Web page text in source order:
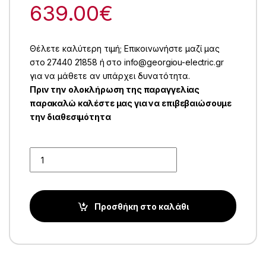
639.00€
Θέλετε καλύτερη τιμή; Επικοινωνήστε μαζί μας
στο 27440 21858 ή στο info@georgiou-electric.gr
για να μάθετε αν υπάρχει δυνατότητα.
Πριν την ολοκλήρωση της παραγγελίας
παρακαλώ καλέστε μας για να επιβεβαιώσουμε
την διαθεσιμότητα
Προσθήκη στο καλάθι